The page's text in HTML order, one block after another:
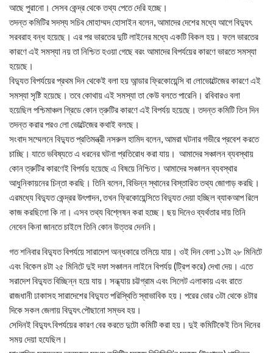
আছে পুরানো। সেসব কেন্দ্র থেকে তথ্য পেতে দেরি হচ্ছে।
তদন্ত কমিটির সদস্য সচিব মোহাম্মদ হোসাইন বলেন, আমাদের দেশের মধ্যে আগে বিদ্যুৎ
সরবরাহ বন্ধ হয়েছে। এর পর ভারতের দুটি লাইনের মধ্যে একটি বিকল হয়। ফলে ভারতের
কারণে এই সমস্যা নয় তা নিশ্চিত হওয়া গেছে বরং আমাদের বিপর্যয়ের কারণে ভারতে সমস্যা
হয়েছে।
বিদ্যুত বিপর্যয়ের প্রথম দিন থেকেই বলা হয় আন্ডার ফ্রিকোয়েন্সি বা লোভোল্টেজের কারণে এই
সমস্যা সৃষ্টি হয়েছে। তবে কোথায় এই সমস্যা তা কেউ বলতে পারেনি। রবিবারও বলা
হয়েছিল পশ্চিমাঞ্চল গ্রিডে কোন ত্রুটির কারণে এই বিপর্যয় হয়েছে। তদন্ত কমিটি তিন দিন
তদন্ত করার পরও লো ভোল্টেজের কথাই বলছে।
সংবাদ সম্মেলনে বিদ্যুত প্রতিমন্ত্রী নসরুল হামিদ বলেন, আমরা ঘটনার গভীরে প্রবেশ করতে
চাচ্ছি। যাতে ভবিষ্যতে এ ধরনের ঘটনা প্রতিরোধ করা যায়। আমাদের সঞ্চালন ব্যবস্থায়
কোন ত্রুটির কারণেই বিপর্যয় হয়েছে এ বিষয়ে নিশ্চিত। আমাদের সঞ্চালন ব্যবস্থার
আধুনিকায়নের চিন্তা করছি। তিনি বলেন, বিভিন্ন স্থানের বিস্তারিত তথ্য জোগাড় করছি।
এরমধ্যে বিদ্যুত কেন্দ্রর উৎপাদন, তখন ফ্রিকোয়েন্সিতে বিদ্যুত দেয়া হচ্ছিল ব্যাকআপ রিলে
কাজ করছিলো কি না। এসব তথ্য বিশ্লেষন করা হচ্ছে। ছয় দিনেও ব্যর্থতার দায় তিনি
নেবেন কিনা জানতে চাইলে তিনি কোন উত্তর দেননি।
গত শনিবার বিদ্যুত বিপর্যয়ে সারাদেশ অন্ধকারে তলিয়ে যায়। ওই দিন বেলা ১১টা ২৮ মিনিটে
এবং বিকেল ৪টা ২৫ মিনিটে দুই দফা সঞ্চালন লাইনে বিপর্যয় (ট্রিপ করে) দেখা দেয়। এতে
সরাদেশ বিদ্যুত বিচ্ছিন্ন হয়ে যায়। সন্ধ্যায় চট্টগ্রাম এবং সিলেট এলাকায় এবং রাতে
রাজধানী ঢাকাসহ সারাদেশের বিদ্যুত পরিস্থিতি স্বাভাবিক হয়। পরের ভোর ৩টা থেকে ৪টার
দিকে সকল জেলায় বিদ্যুৎ পৌছানো সম্ভব হয়।
সেদিনই বিদ্যুৎ বিপর্যয়ের কারণ বের করতে দুটো কমিটি করা হয়। দুই কমিটিকেই তিন দিনের
সময় দেয়া হযেছিল।